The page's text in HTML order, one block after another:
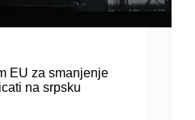
EU za smanjenje
na srpsku